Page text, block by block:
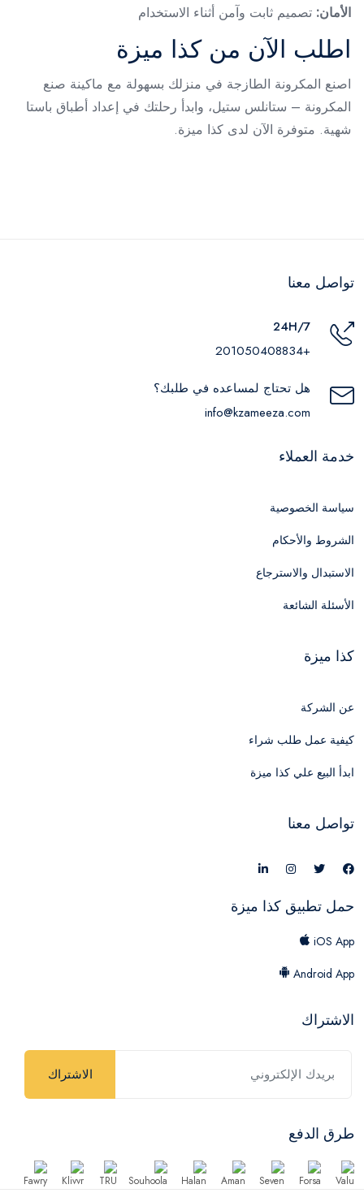
الأمان: تصميم ثابت وآمن أثناء الاستخدام
اطلب الآن من كذا ميزة
اصنع المكرونة الطازجة في منزلك بسهولة مع ماكينة صنع
المكرونة – ستانلس ستيل، وابدأ رحلتك في إعداد أطباق باستا
شهية. متوفرة الآن لدى كذا ميزة.
تواصل معنا
24H/7
+201050408834
هل تحتاج لمساعده في طلبك؟
info@kzameeza.com
خدمة العملاء
سياسة الخصوصية
الشروط والأحكام
الاستبدال والاسترجاع
الأسئلة الشائعة
كذا ميزة
عن الشركة
كيفية عمل طلب شراء
ابدأ البيع علي كذا ميزة
تواصل معنا
حمل تطبيق كذا ميزة
iOS App
Android App
الاشتراك
الاشتراك
طرق الدفع